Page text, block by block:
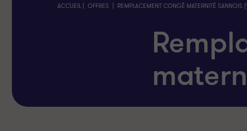
ACCUEIL | OFFRES | REMPLACEMENT CONGÉ MATERNITÉ SANNOIS